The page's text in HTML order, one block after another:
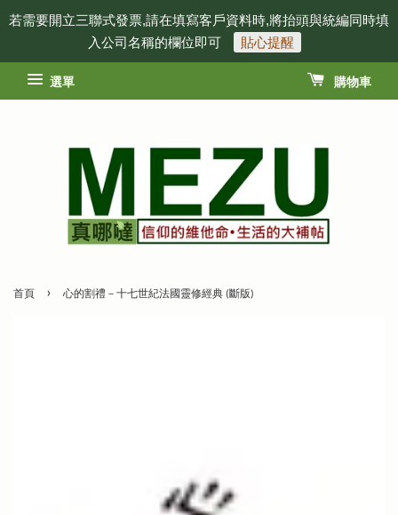
若需要開立三聯式發票,請在填寫客戶資料時,將抬頭與統編同時填
入公司名稱的欄位即可
貼心提醒
選單 購物車
首頁 › 心的割禮－十七世紀法國靈修經典 (斷版)